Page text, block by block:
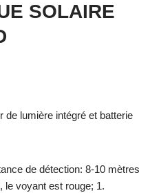
SOLAIRE
de lumière intégré et batterie
de détection: 8-10 mètres
le voyant est rouge; 1.